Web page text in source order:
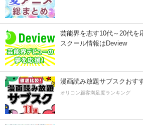
芸能界を志す10代～20代を
スクール情報はDeview
漫画読み放題サブスクおす
オリコン顧客満足度ランキング